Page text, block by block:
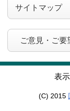
サイトマップ
ご意見・ご要
表
(C) 2015